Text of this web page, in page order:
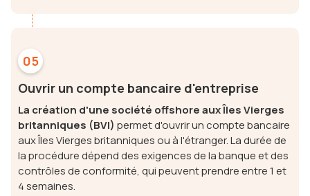
05
Ouvrir un compte bancaire d'entreprise
La création d'une société offshore aux Îles Vierges
britanniques (BVI) permet d'ouvrir un compte bancaire
aux Îles Vierges britanniques ou à l'étranger. La durée de
la procédure dépend des exigences de la banque et des
contrôles de conformité, qui peuvent prendre entre 1 et
4 semaines.